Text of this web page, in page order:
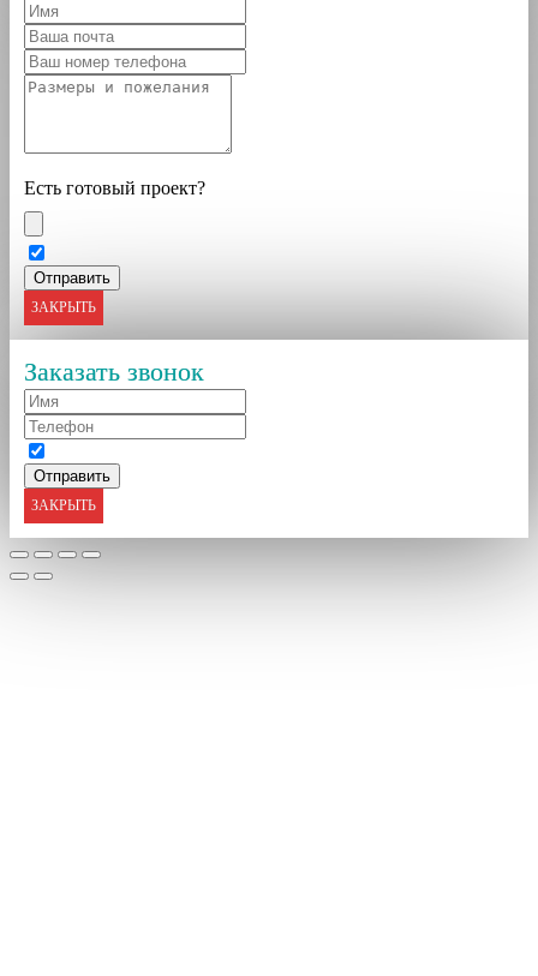
Есть готовый проект?
ЗАКРЫТЬ
Заказать звонок
ЗАКРЫТЬ